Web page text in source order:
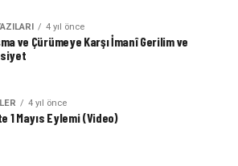
4 yıl önce
ve Çürümeye Karşı İmanî Gerilim ve
4 yıl önce
1 Mayıs Eylemi (Video)